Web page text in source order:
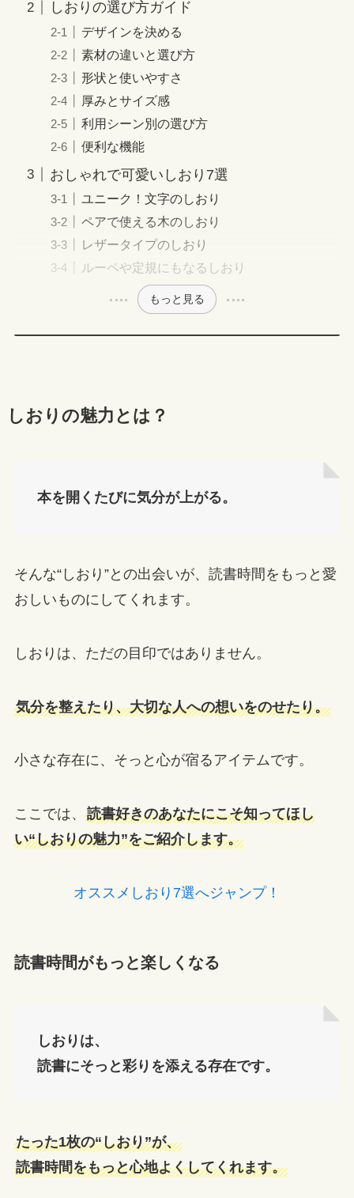
しおりの選び方ガイド
デザインを決める
素材の違いと選び方
形状と使いやすさ
厚みとサイズ感
利用シーン別の選び方
便利な機能
おしゃれで可愛いしおり7選
ユニーク！文字のしおり
ペアで使える木のしおり
レザータイプのしおり
ルーペや定規にもなるしおり
もっと見る
しおりの魅力とは？
本を開くたびに気分が上がる。
そんな“しおり”との出会いが、読書時間をもっと愛
おしいものにしてくれます。
しおりは、ただの目印ではありません。
気分を整えたり、大切な人への想いをのせたり。
小さな存在に、そっと心が宿るアイテムです。
ここでは、 読書好きのあなたにこそ知ってほし
い“しおりの魅力”をご紹介します。
オススメしおり7選へジャンプ！
読書時間がもっと楽しくなる
しおりは、
読書にそっと彩りを添える存在です。
たった1枚の“しおり”が、
読書時間をもっと心地よくしてくれます。